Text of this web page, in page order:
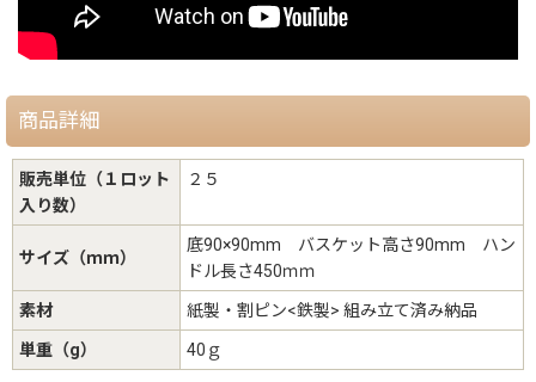
商品詳細
販売単位（１ロット
入り数）
２５
サイズ（ｍｍ）
底90×90mm バスケット高さ90mm ハン
ドル長さ450ｍｍ
素材 紙製・割ピン<鉄製> 組み立て済み納品
単重（g） 40ｇ